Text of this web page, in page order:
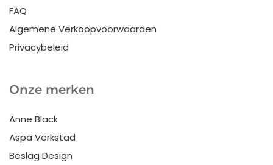
FAQ
Algemene Verkoopvoorwaarden
Privacybeleid
Onze merken
Anne Black
Aspa Verkstad
Beslag Design